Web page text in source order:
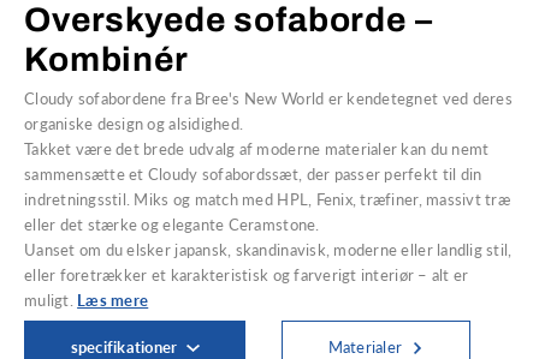
Overskyede sofaborde –
Kombinér
Cloudy sofabordene fra Bree's New World er kendetegnet ved deres
organiske design og alsidighed.
Takket være det brede udvalg af moderne materialer kan du nemt
sammensætte et Cloudy sofabordssæt, der passer perfekt til din
indretningsstil. Miks og match med HPL, Fenix, træfiner, massivt træ
eller det stærke og elegante Ceramstone.
Uanset om du elsker japansk, skandinavisk, moderne eller landlig stil,
eller foretrækker et karakteristisk og farverigt interiør – alt er
muligt. Læs mere
specifikationer Materialer